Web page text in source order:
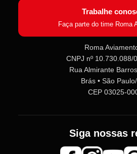
Roma
Online agora
Fale com a
ou entre no
Trabalhe
Faça parte do time Roma
Roma
CNPJ nº 10.730.088/
Rua Almirante
Brás • São
CEP 03025-
Siga nossas